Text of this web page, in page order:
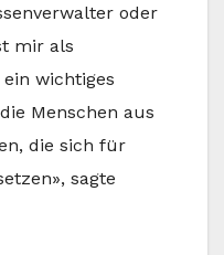
oder
mir als
wichtiges
Menschen aus
die sich für
sagte